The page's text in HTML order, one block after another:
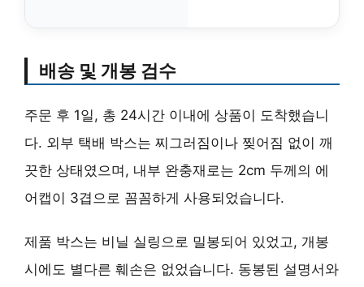
배송 및 개봉 검수
주문 후 1일, 총 24시간 이내에 상품이 도착했습니
다. 외부 택배 박스는 찌그러짐이나 찢어짐 없이 깨
끗한 상태였으며, 내부 완충재로는 2cm 두께의 에
어캡이 3겹으로 꼼꼼하게 사용되었습니다.
제품 박스는 비닐 실링으로 밀봉되어 있었고, 개봉
시에도 별다른 훼손은 없었습니다. 동봉된 설명서와